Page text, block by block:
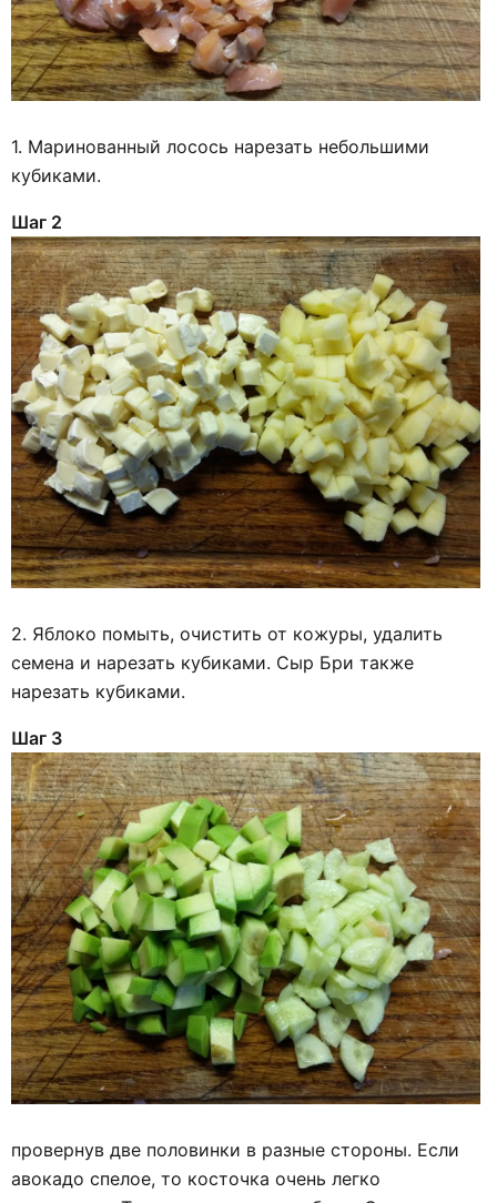
1. Маринованный лосось нарезать небольшими
кубиками.
Шаг 2
2. Яблоко помыть, очистить от кожуры, удалить
семена и нарезать кубиками. Сыр Бри также
нарезать кубиками.
Шаг 3
провернув две половинки в разные стороны. Если
авокадо спелое, то косточка очень легко